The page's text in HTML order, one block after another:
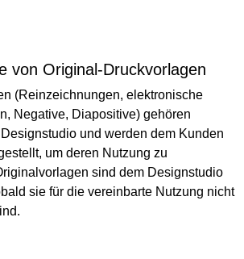
von Original-Druckvorlagen
(Reinzeichnungen, elektronische
Negative, Diapositive) gehören
und werden dem Kunden
um deren Nutzung zu
sind dem Designstudio
sie für die vereinbarte Nutzung nicht